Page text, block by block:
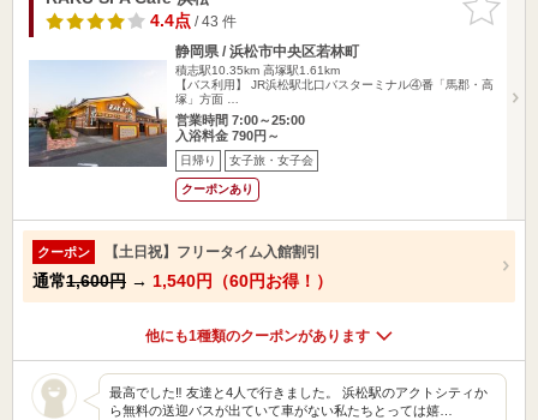
りに追加
4.4点/ 43 件
静岡県 / 浜松市中央区若林町
積志駅10.35km 高塚駅1.61km
【バス利用】 JR浜松駅北口バスターミナル④番「馬郡・高
塚」方面 …
営業時間 7:00～25:00
入浴料金 790円～
日帰り 女子旅・女子会
クーポンあり
クーポン 【土日祝】フリータイム入館割引
通常1,600円 → 1,540円（60円お得！）
他にも1種類のクーポンがあります
最高でした‼︎ 友達と4人で行きました。 浜松駅のアクトシティか
ら無料の送迎バスが出ていて車がない私たちとっては嬉…